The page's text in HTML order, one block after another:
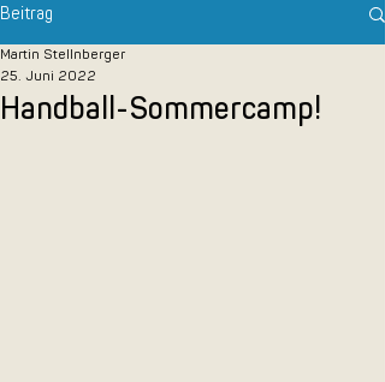
Beitrag
Handball-Sommercamp!
Martin Stellnberger
25. Juni 2022